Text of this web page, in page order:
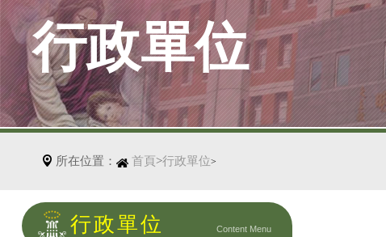
行政單位
所在位置： 首頁>行政單位>
行政單位 Content Menu